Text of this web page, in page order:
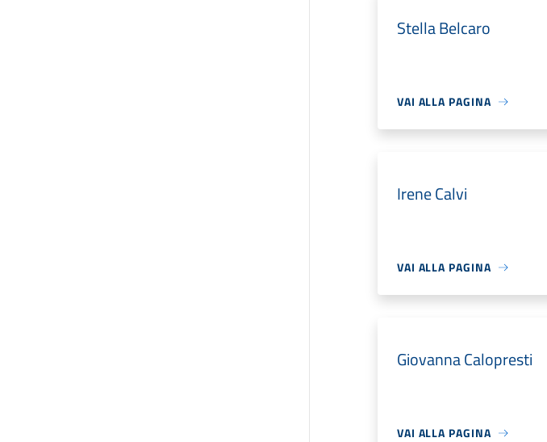
Stella Belcaro
VAI ALLA PAGINA
Irene Calvi
VAI ALLA PAGINA
Giovanna Calopresti
VAI ALLA PAGINA